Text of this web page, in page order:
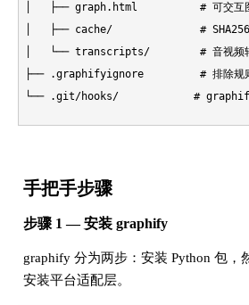
│   ├── graph.html          # 可交互图
│   ├── cache/              # SHA256
│   └── transcripts/        # 音视频转
├── .graphifyignore         # 排除规则
手把手步骤
步骤 1 — 安装 graphify
graphify 分为两步：安装 Python 包，
安装平台适配层。